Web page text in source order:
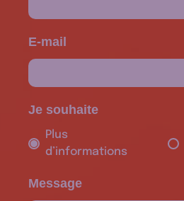
E-mail
Plus
d’informations
Je souhaite
Message